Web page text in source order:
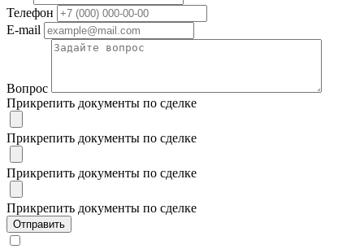
Телефон
E-mail
Вопрос
Прикрепить документы по сделке
Прикрепить документы по сделке
Прикрепить документы по сделке
Прикрепить документы по сделке